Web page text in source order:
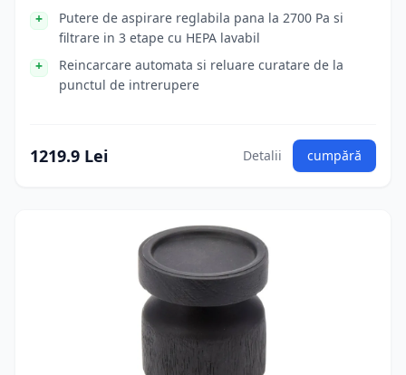
Putere de aspirare reglabila pana la 2700 Pa si
filtrare in 3 etape cu HEPA lavabil
Reincarcare automata si reluare curatare de la
punctul de intrerupere
1219.9 Lei Detalii cumpără